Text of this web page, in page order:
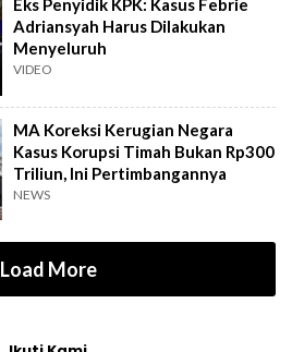
Eks Penyidik KPK: Kasus Febrie
Adriansyah Harus Dilakukan
Menyeluruh
VIDEO
MA Koreksi Kerugian Negara
Kasus Korupsi Timah Bukan Rp300
Triliun, Ini Pertimbangannya
NEWS
Load More